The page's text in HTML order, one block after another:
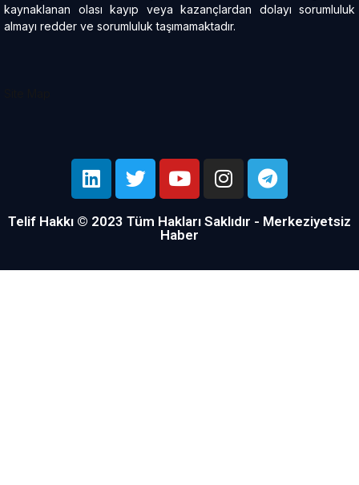
kaynaklanan olası kayıp veya kazançlardan dolayı sorumluluk
almayı redder ve sorumluluk taşımamaktadır.
Telif Hakkı © 2023 Tüm Hakları Saklıdır - Merkeziyetsiz
Haber